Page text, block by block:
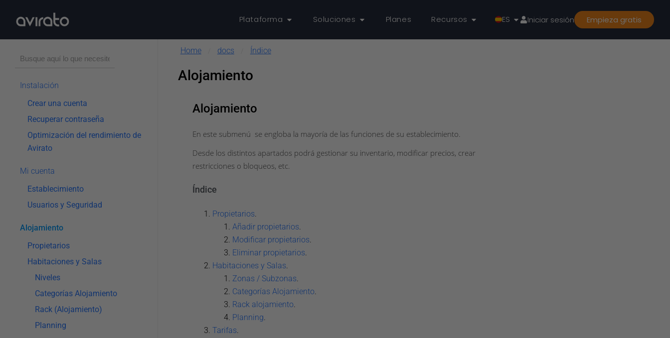
Plataforma Soluciones Planes Recursos ES Iniciar sesión Empieza gratis
Instalación
Crear una cuenta
Recuperar contraseña
Optimización del rendimiento de
Avirato
Mi cuenta
Establecimiento
Usuarios y Seguridad
Alojamiento
Propietarios
Habitaciones y Salas
Niveles
Categorías Alojamiento
Rack (Alojamiento)
Planning
Home docs Índice
Alojamiento
Alojamiento
En este submenú se engloba la mayoría de las funciones de su establecimiento.
Desde los distintos apartados podrá gestionar su inventario, modificar precios, crear
restricciones o bloqueos, etc.
Índice
Propietarios.
Añadir propietarios.
Modificar propietarios.
Eliminar propietarios.
Habitaciones y Salas.
Zonas / Subzonas.
Categorías Alojamiento.
Rack alojamiento.
Planning.
Tarifas.